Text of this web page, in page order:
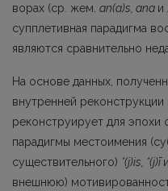
ворах (ср. жем. an(a)s, ana и
супплетивная парадигма
являются сравнительно
На основе данных,
внутренней
реконструирует для эпохи
парадиг­мы местоимения
существительного) *(j)is, *(j)ī
внешнюю)